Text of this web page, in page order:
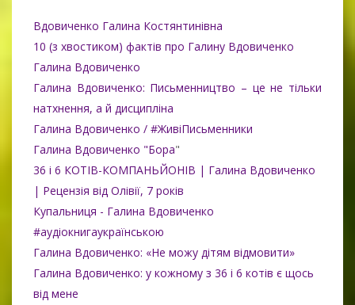
Вдовиченко Галина Костянтинівна
10 (з хвостиком) фактів про Галину Вдовиченко
Галина Вдовиченко
Галина Вдовиченко: Письменництво – це не тільки
натхнення, а й дисципліна
Галина Вдовиченко / #ЖивіПисьменники
Галина Вдовиченко "Бора"
36 і 6 КОТІВ-КОМПАНЬЙОНІВ | Галина Вдовиченко
| Рецензія від Олівії, 7 років
Купальниця - Галина Вдовиченко
#аудіокнигаукраїнською
Галина Вдовиченко: «Не можу дітям відмовити»
Галина Вдовиченко: у кожному з 36 і 6 котів є щось
від мене